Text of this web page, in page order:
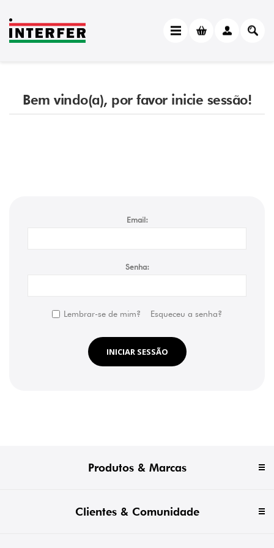
Bem vindo(a), por favor inicie sessão!
Email:
Senha:
Lembrar-se de mim? Esqueceu a senha?
INICIAR SESSÃO
Produtos & Marcas
Clientes & Comunidade